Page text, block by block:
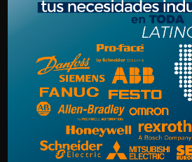
Politica de Privacidad
Términos y Condiciones
NUESTRA EMPRESA
Nosotros
Más Información Aquí
Medios de Pago